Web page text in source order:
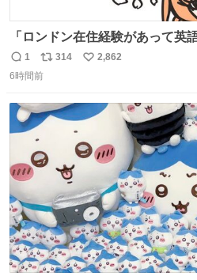
「ロンドン在住経験があって英
としては「妙だな」ってなると
からスルーされている小林クオリ
返
信
1
リ
ポ
ト
314
い
数
2,862
6時間前